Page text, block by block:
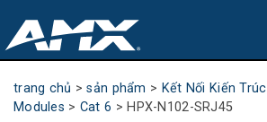
sản phẩm
trang chủ >sản phẩm > Kết Nối Kiến Trúc
Modules > Cat 6 > HPX-N102-SRJ45